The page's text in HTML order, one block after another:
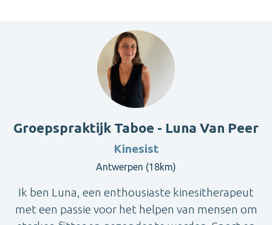
Groepspraktijk Taboe - Luna Van Peer
Kinesist
Antwerpen (18km)
Ik ben Luna, een enthousiaste kinesitherapeut
met een passie voor het helpen van mensen om